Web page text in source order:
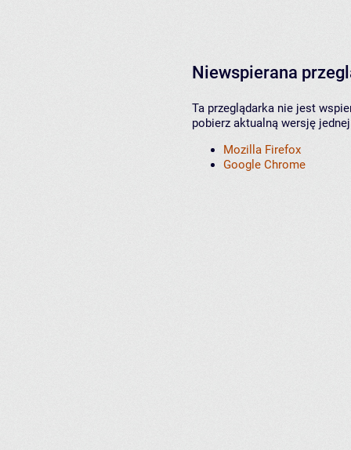
Niewspierana
Ta przeglądarka nie jest
pobierz aktualną wersję
Mozilla Firefox
Google Chrome